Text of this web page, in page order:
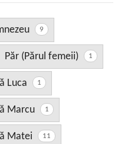
9
Păr (Părul femeii) 1
Luca 1
Marcu 1
Matei 11